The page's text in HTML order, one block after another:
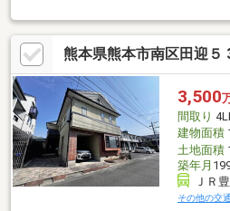
歩25分、約2500ｍ)
熊本県熊本市南区田迎５
3,500
間取り
建物面積
土地面積
築年月
ＪＲ
その他の交通